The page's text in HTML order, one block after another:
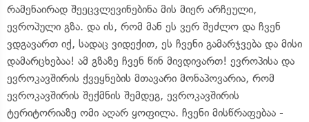
რამენაირად შეეცვლევინებინა მის მიერ არჩეული,
ევროპული გზა. და ის, რომ მან ეს ვერ შეძლო და ჩვენ
ვდგავართ იქ, სადაც ვიდექით, ეს ჩვენი გამარჯვება და მისი
დამარცხებაა! ამ გზაზე ჩვენ წინ მივდივართ! ევროპისა და
ევროკავშირის ქვეყნების მთავარი მონაპოვარია, რომ
ევროკავშირის შექმნის შემდეგ, ევროკავშირის
ტერიტორიაზე ომი აღარ ყოფილა. ჩვენი მისწრაფებაა -